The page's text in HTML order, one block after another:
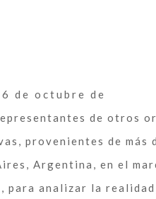
de octubre de
de otros
provenientes de más
Argentina, en el
para analizar la